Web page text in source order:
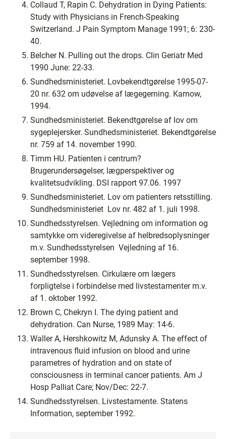
Collaud T, Rapin C. Dehydration in Dying Patients:
Study with Physicians in French-Speaking
Switzerland. J Pain Symptom Manage 1991; 6: 230-
40.
Belcher N. Pulling out the drops. Clin Geriatr Med
1990 June: 22-33.
Sundhedsministeriet. Lovbekendtgørelse 1995-07-
20 nr. 632 om udøvelse af lægegerning. Karnow,
1994.
Sundhedsministeriet. Bekendtgørelse af lov om
sygeplejersker. Sundhedsministeriet. Bekendtgørelse
nr. 759 af 14. november 1990.
Timm HU. Patienten i centrum?
Brugerundersøgelser, lægperspektiver og
kvalitetsudvikling. DSI rapport 97.06. 1997
Sundhedsministeriet. Lov om patienters retsstilling.
Sundhedsministeriet ­ Lov nr. 482 af 1. juli 1998.
Sundhedsstyrelsen. Vejledning om information og
samtykke om videregivelse af helbredsoplysninger
m.v. Sundhedsstyrelsen ­ Vejledning af 16.
september 1998.
Sundhedsstyrelsen. Cirkulære om lægers
forpligtelse i forbindelse med livstestamenter m.v.
af 1. oktober 1992.
Brown C, Chekryn I. The dying patient and
dehydration. Can Nurse, 1989 May: 14-6.
Waller A, Hershkowitz M, Adunsky A. The effect of
intravenous fluid infusion on blood and urine
parametres of hydration and on state of
consciousness in terminal cancer patients. Am J
Hosp Palliat Care; Nov/Dec: 22-7.
Sundhedsstyrelsen. Livstestamente. Statens
Information, september 1992.